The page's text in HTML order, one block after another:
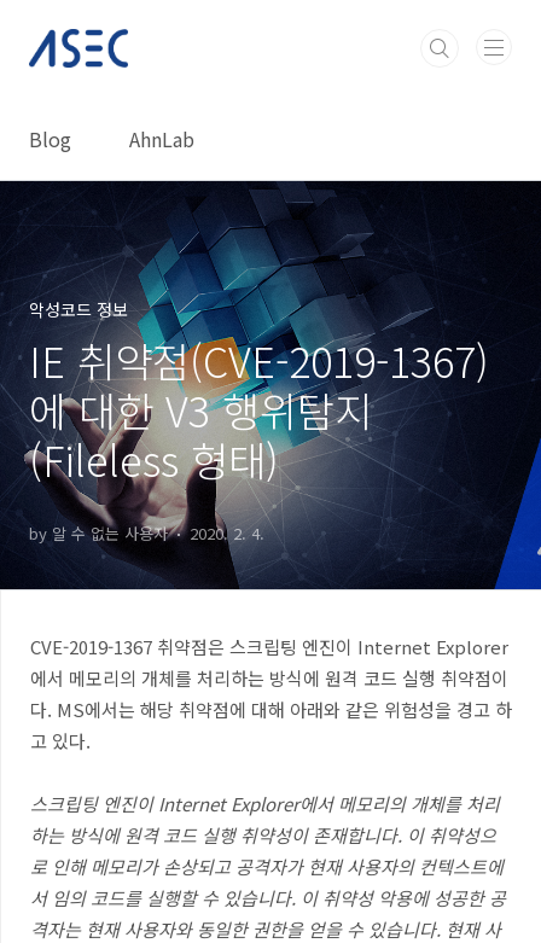
Blog AhnLab
악성코드 정보
IE 취약점(CVE-2019-1367)
에 대한 V3 행위탐지
(Fileless 형태)
by 알 수 없는 사용자 2020. 2. 4.
CVE-2019-1367 취약점은 스크립팅 엔진이 Internet Explorer
에서 메모리의 개체를 처리하는 방식에 원격 코드 실행 취약점이
다. MS에서는 해당 취약점에 대해 아래와 같은 위험성을 경고 하
고 있다.
스크립팅 엔진이 Internet Explorer에서 메모리의 개체를 처리
하는 방식에 원격 코드 실행 취약성이 존재합니다. 이 취약성으
로 인해 메모리가 손상되고 공격자가 현재 사용자의 컨텍스트에
서 임의 코드를 실행할 수 있습니다. 이 취약성 악용에 성공한 공
격자는 현재 사용자와 동일한 권한을 얻을 수 있습니다. 현재 사